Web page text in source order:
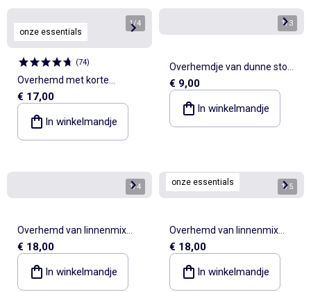
onze essentials
1/4
(74)
Overhemd met korte
mouwen van linnenmix met
borstzak
€ 17,00
In winkelmandje
1/3
Overhemdje van dunne stof
met maokraag
€ 9,00
In winkelmandje
1/4
Overhemd van linnenmix
met strepen
€ 18,00
In winkelmandje
onze essentials 1/5
Overhemd van linnenmix
met korte mouwen
€ 18,00
In winkelmandje